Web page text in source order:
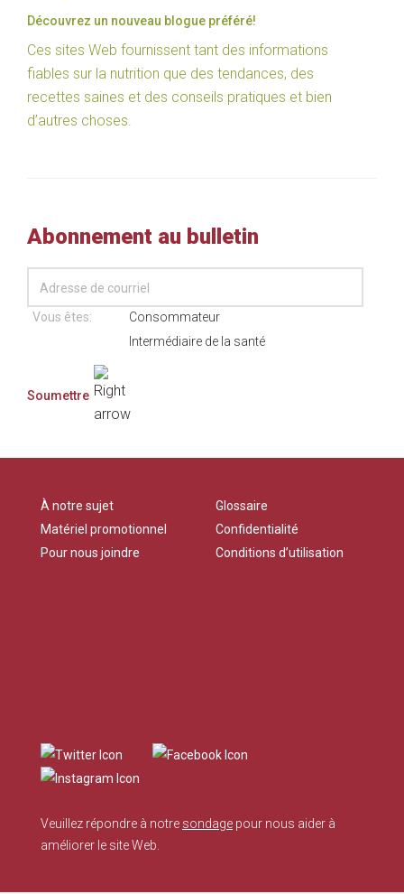
Découvrez un nouveau blogue préféré!
Ces sites Web fournissent tant des informations
fiables sur la nutrition que des tendances, des
recettes saines et des conseils pratiques et bien
d’autres choses.
Abonnement au bulletin
Vous êtes:
Consommateur
Intermédiaire de la santé
À notre sujet
Matériel promotionnel
Pour nous joindre
Glossaire
Confidentialité
Conditions d’utilisation
Veuillez répondre à notre sondage pour nous aider à
améliorer le site Web.